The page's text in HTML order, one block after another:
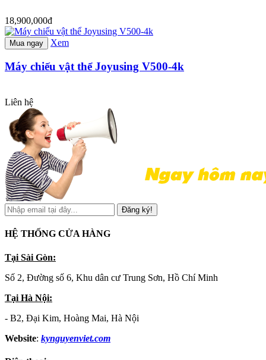
18,900,000đ
Mua ngay Xem
Máy chiếu vật thể Joyusing V500-4k
Liên hệ
Đăng ký!
HỆ THỐNG CỬA HÀNG
Tại Sài Gòn:
Số 2, Đường số 6, Khu dân cư Trung Sơn, Hồ Chí Minh
Tại Hà Nội:
- B2, Đại Kim, Hoàng Mai, Hà Nội
Website: kynguyenviet.com